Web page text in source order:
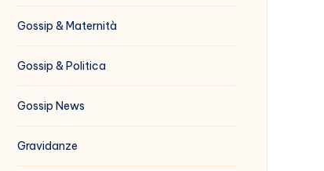
Gossip & Maternità
Gossip & Politica
Gossip News
Gravidanze